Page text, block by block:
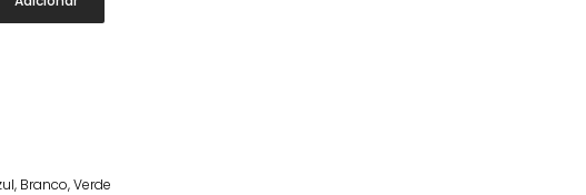
, Branco,Verde